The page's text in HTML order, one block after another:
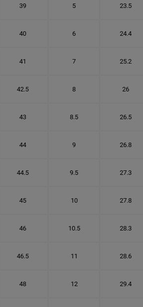
39 5 23.5
40 6 24.4
41 7 25.2
42.5 8 26
43 8.5 26.5
44 9 26.8
44.5 9.5 27.3
45 10 27.8
46 10.5 28.3
46.5 11 28.6
48 12 29.4